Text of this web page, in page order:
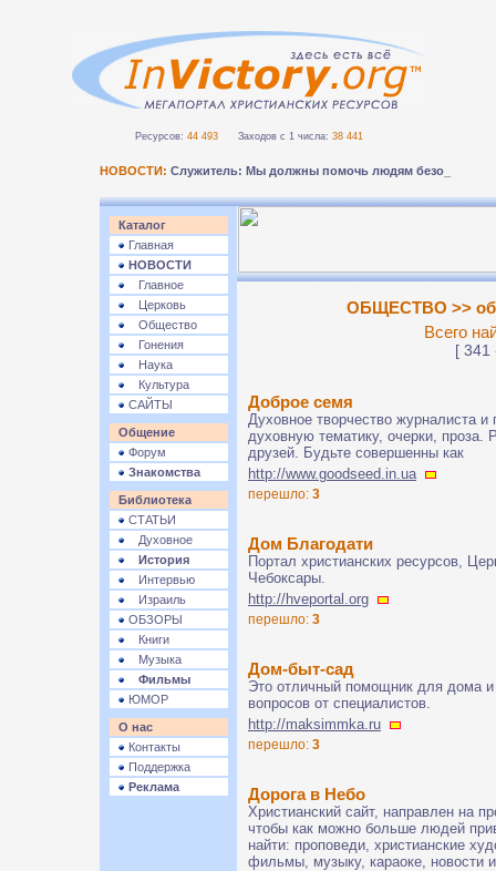
Ресурсов: 44 493 Заходов с 1 числа: 38 441
НОВОСТИ: Служитель: Мы должны помочь людям безопасно
Каталог
Главная
НОВОСТИ
Главное
Церковь
Общество
Гонения
Наука
Культура
САЙТЫ
Общение
Форум
Знакомства
Библиотека
СТАТЬИ
Духовное
История
Интервью
Израиль
ОБЗОРЫ
Книги
Музыка
Фильмы
ЮМОР
О нас
Контакты
Поддержка
Реклама
ОБЩЕСТВО >>
Всего
[ 341
Доброе семя
Духовное творчество журналиста и
духовную тематику, очерки, проза.
друзей. Будьте совершенны как
http://www.goodseed.in.ua
перешло: 3
Дом Благодати
Портал христианских ресурсов,
Чебоксары.
http://hveportal.org
перешло: 3
Дом-быт-сад
Это отличный помощник для дома
вопросов от специалистов.
http://maksimmka.ru
перешло: 3
Дорога в Небо
Христианский сайт, направлен на
чтобы как можно больше людей
найти: проповеди, христианские
фильмы, музыку, караоке, новости